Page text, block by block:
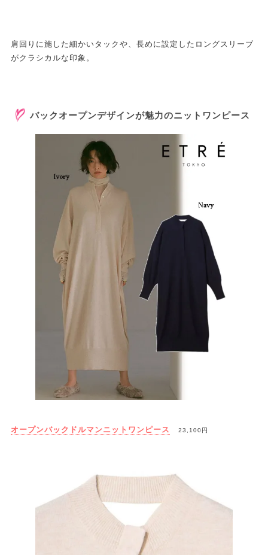
肩回りに施した細かいタックや、長めに設定したロングスリーブ
がクラシカルな印象。
バックオープンデザインが魅力のニットワンピース
オープンバックドルマンニットワンピース 23,100円